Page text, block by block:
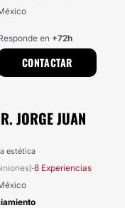
en +72h
CONTACTAR
JORGE JUAN
estética
·8 Experiencias